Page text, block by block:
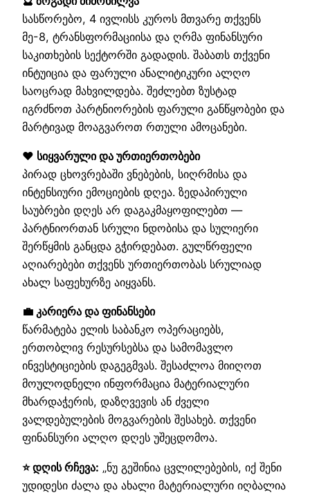
სასწორებო, 4 ივლისს კუროს მთვარე თქვენს
მე-8, ტრანსფორმაციისა და ღრმა ფინანსური
საკითხების სექტორში გადადის. შაბათს თქვენი
ინტუიცია და ფარული ანალიტიკური ალღო
საოცრად მახვილდება. შეძლებთ ზუსტად
იგრძნოთ პარტნიორების ფარული განწყობები და
მარტივად მოაგვაროთ რთული ამოცანები.
❤️ სიყვარული და ურთიერთობები
პირად ცხოვრებაში ვნებების, სიღრმისა და
ინტენსიური ემოციების დღეა. ზედაპირული
საუბრები დღეს არ დაგაკმაყოფილებთ —
პარტნიორთან სრული ნდობისა და სულიერი
შერწყმის განცდა გჭირდებათ. გულწრფელი
აღიარებები თქვენს ურთიერთობას სრულიად
ახალ საფეხურზე აიყვანს.
💼 კარიერა და ფინანსები
წარმატება ელის საბანკო ოპერაციებს,
ერთობლივ რესურსებსა და სამომავლო
ინვესტიციების დაგეგმვას. შესაძლოა მიიღოთ
მოულოდნელი ინფორმაცია მატერიალური
მხარდაჭერის, დაზღვევის ან ძველი
ვალდებულების მოგვარების შესახებ. თქვენი
ფინანსური ალღო დღეს უშეცდომოა.
⭐ დღის რჩევა: „ნუ გეშინია ცვლილებების, იქ შენი
უდიდესი ძალა და ახალი მატერიალური იღბალია